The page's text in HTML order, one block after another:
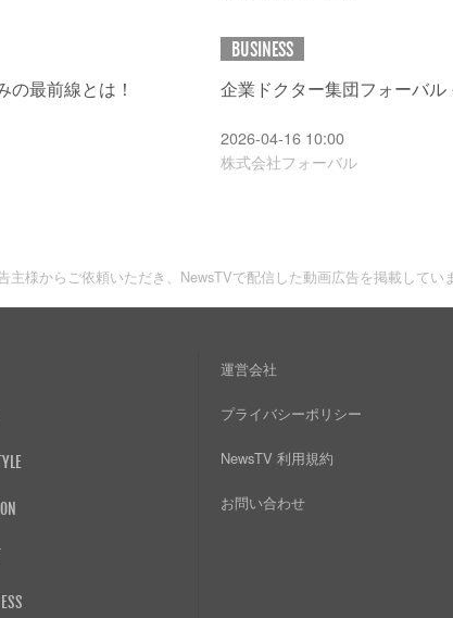
最前線とは！
BUSINESS
企業ドクター集団フォーバ
2026-04-16 10:00
株式会社フォーバル
主様からご依頼いただき、NewsTVで配信した動画広告を掲載してい
運営会社
プライバシーポリシー
NewsTV 利用規約
お問い合わせ